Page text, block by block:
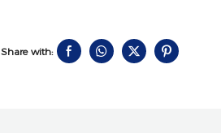
Share with: